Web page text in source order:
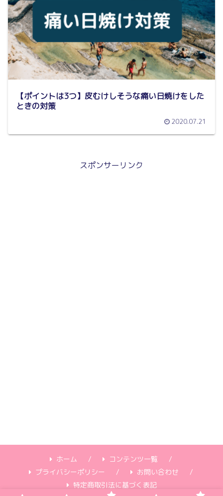
【ポイントは3つ】皮むけしそうな痛い日焼けをした
ときの対策
2020.07.21
スポンサーリンク
ホーム
コンテンツ一覧
プライバシーポリシー
お問い合わせ
特定商取引法に基づく表記